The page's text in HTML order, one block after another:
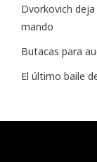
Dvorkovich
mando
Butacas para
El último baile